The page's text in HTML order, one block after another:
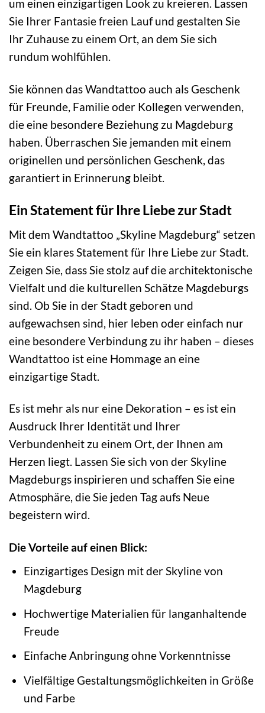
um einen einzigartigen Look zu kreieren. Lassen
Sie Ihrer Fantasie freien Lauf und gestalten Sie
Ihr Zuhause zu einem Ort, an dem Sie sich
rundum wohlfühlen.
Sie können das Wandtattoo auch als Geschenk
für Freunde, Familie oder Kollegen verwenden,
die eine besondere Beziehung zu Magdeburg
haben. Überraschen Sie jemanden mit einem
originellen und persönlichen Geschenk, das
garantiert in Erinnerung bleibt.
Ein Statement für Ihre Liebe zur Stadt
Mit dem Wandtattoo „Skyline Magdeburg“ setzen
Sie ein klares Statement für Ihre Liebe zur Stadt.
Zeigen Sie, dass Sie stolz auf die architektonische
Vielfalt und die kulturellen Schätze Magdeburgs
sind. Ob Sie in der Stadt geboren und
aufgewachsen sind, hier leben oder einfach nur
eine besondere Verbindung zu ihr haben – dieses
Wandtattoo ist eine Hommage an eine
einzigartige Stadt.
Es ist mehr als nur eine Dekoration – es ist ein
Ausdruck Ihrer Identität und Ihrer
Verbundenheit zu einem Ort, der Ihnen am
Herzen liegt. Lassen Sie sich von der Skyline
Magdeburgs inspirieren und schaffen Sie eine
Atmosphäre, die Sie jeden Tag aufs Neue
begeistern wird.
Die Vorteile auf einen Blick:
Einzigartiges Design mit der Skyline von
Magdeburg
Hochwertige Materialien für langanhaltende
Freude
Einfache Anbringung ohne Vorkenntnisse
Vielfältige Gestaltungsmöglichkeiten in Größe
und Farbe